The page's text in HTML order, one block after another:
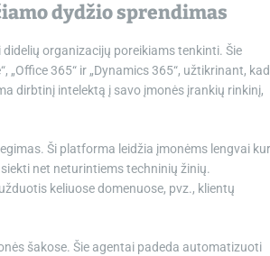
dydžio sprendimas
organizacijų poreikiams tenkinti. Šie
365“ ir „Dynamics 365“, užtikrinant, kad
dirbtinį intelektą į savo įmonės įrankių rinkinį,
Ši platforma leidžia įmonėms lengvai
net neturintiems techninių žinių.
keliuose domenuose, pvz., klientų
šakose. Šie agentai padeda automatizuoti